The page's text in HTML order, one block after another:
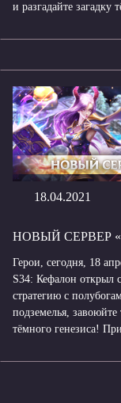
и разгадайте загадку
18.04.2021
НОВЫЙ СЕРВЕР
Герои, сегодня, 18
S34: Кефалон открыл
стратегию с
подземелья, завоюйте
тёмного генезиса!